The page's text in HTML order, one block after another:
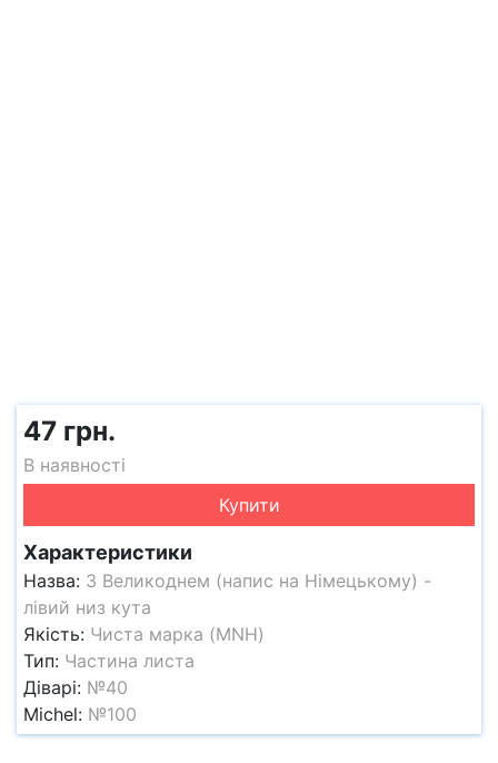
47 грн.
В наявності
Купити
Характеристики
Назва: З Великоднем (напис на Німецькому) -
лівий низ кута
Якість: Чиста марка (MNH)
Тип: Частина листа
Діварі: №40
Michel: №100